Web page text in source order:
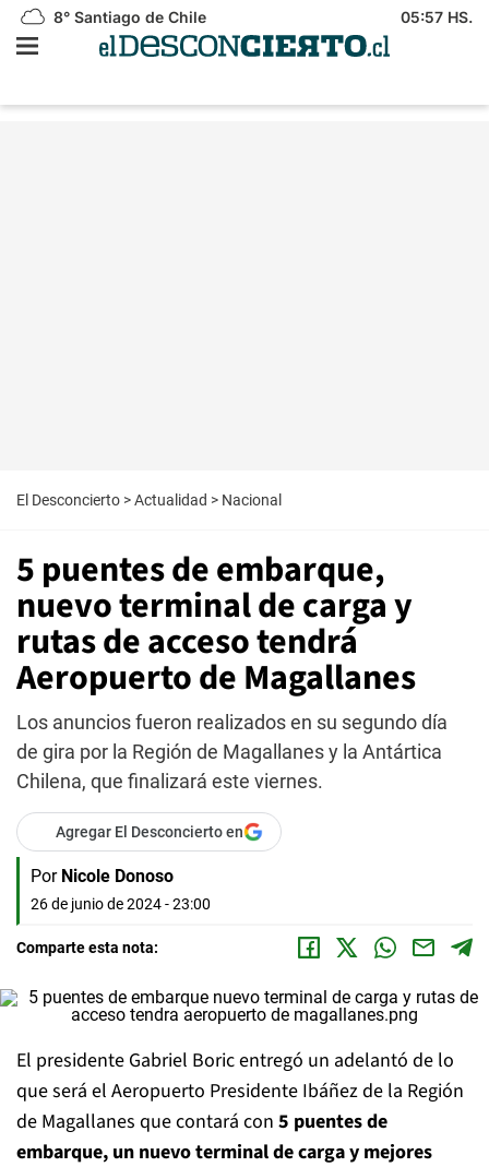
8° Santiago de Chile 05:57 HS.
El Desconcierto >Actualidad > Nacional
5 puentes de embarque,
nuevo terminal de carga y
rutas de acceso tendrá
Aeropuerto de Magallanes
Los anuncios fueron realizados en su segundo día
de gira por la Región de Magallanes y la Antártica
Chilena, que finalizará este viernes.
Agregar El Desconcierto en
Por Nicole Donoso
26 de junio de 2024 - 23:00
Comparte esta nota:
El presidente Gabriel Boric entregó un adelantó de lo
que será el Aeropuerto Presidente Ibáñez de la Región
de Magallanes que contará con 5 puentes de
embarque, un nuevo terminal de carga y mejores